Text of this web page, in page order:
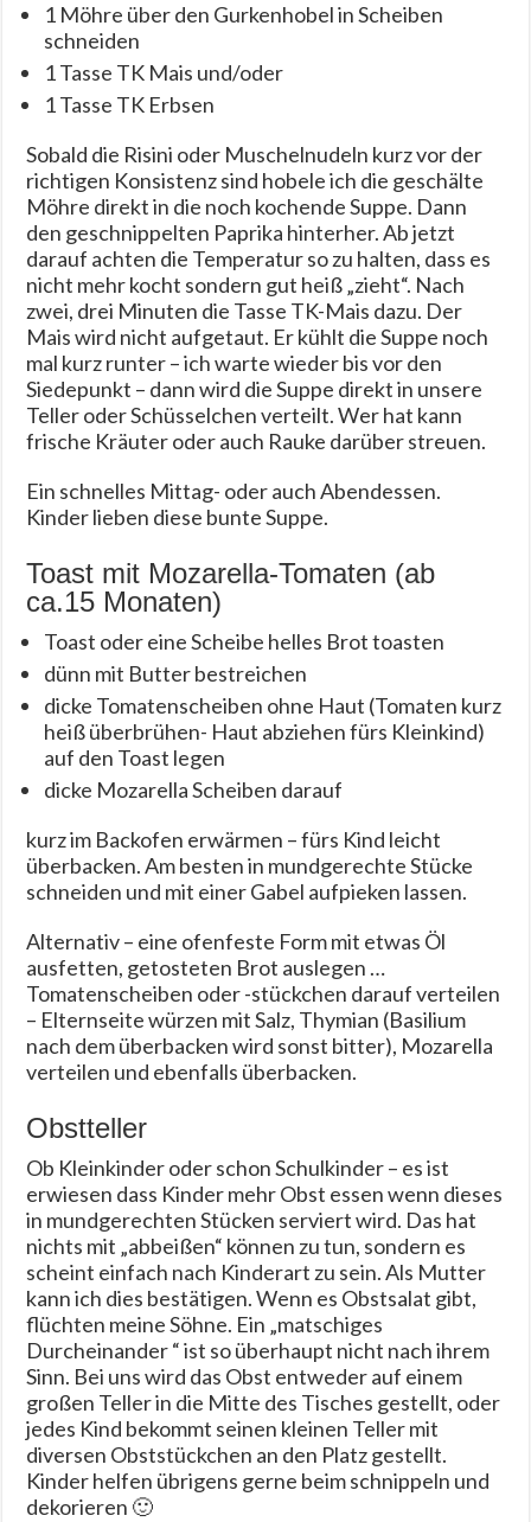
1 Möhre über den Gurkenhobel in Scheiben
schneiden
1 Tasse TK Mais und/oder
1 Tasse TK Erbsen
Sobald die Risini oder Muschelnudeln kurz vor der
richtigen Konsistenz sind hobele ich die geschälte
Möhre direkt in die noch kochende Suppe. Dann
den geschnippelten Paprika hinterher. Ab jetzt
darauf achten die Temperatur so zu halten, dass es
nicht mehr kocht sondern gut heiß „zieht“. Nach
zwei, drei Minuten die Tasse TK-Mais dazu. Der
Mais wird nicht aufgetaut. Er kühlt die Suppe noch
mal kurz runter – ich warte wieder bis vor den
Siedepunkt – dann wird die Suppe direkt in unsere
Teller oder Schüsselchen verteilt. Wer hat kann
frische Kräuter oder auch Rauke darüber streuen.
Ein schnelles Mittag- oder auch Abendessen.
Kinder lieben diese bunte Suppe.
Toast mit Mozarella-Tomaten (ab
ca.15 Monaten)
Toast oder eine Scheibe helles Brot toasten
dünn mit Butter bestreichen
dicke Tomatenscheiben ohne Haut (Tomaten kurz
heiß überbrühen- Haut abziehen fürs Kleinkind)
auf den Toast legen
dicke Mozarella Scheiben darauf
kurz im Backofen erwärmen – fürs Kind leicht
überbacken. Am besten in mundgerechte Stücke
schneiden und mit einer Gabel aufpieken lassen.
Alternativ – eine ofenfeste Form mit etwas Öl
ausfetten, getosteten Brot auslegen …
Tomatenscheiben oder -stückchen darauf verteilen
– Elternseite würzen mit Salz, Thymian (Basilium
nach dem überbacken wird sonst bitter), Mozarella
verteilen und ebenfalls überbacken.
Obstteller
Ob Kleinkinder oder schon Schulkinder – es ist
erwiesen dass Kinder mehr Obst essen wenn dieses
in mundgerechten Stücken serviert wird. Das hat
nichts mit „abbeißen“ können zu tun, sondern es
scheint einfach nach Kinderart zu sein. Als Mutter
kann ich dies bestätigen. Wenn es Obstsalat gibt,
flüchten meine Söhne. Ein „matschiges
Durcheinander “ ist so überhaupt nicht nach ihrem
Sinn. Bei uns wird das Obst entweder auf einem
großen Teller in die Mitte des Tisches gestellt, oder
jedes Kind bekommt seinen kleinen Teller mit
diversen Obststückchen an den Platz gestellt.
Kinder helfen übrigens gerne beim schnippeln und
dekorieren 🙂